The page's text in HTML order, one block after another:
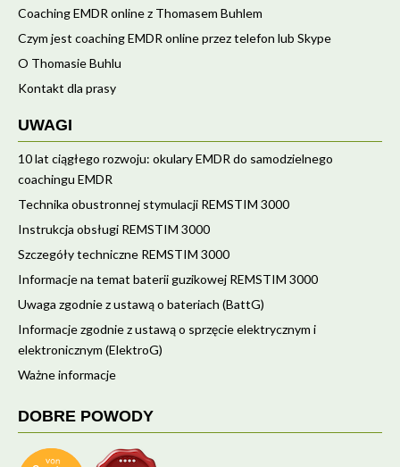
Coaching EMDR online z Thomasem Buhlem
Czym jest coaching EMDR online przez telefon lub Skype
O Thomasie Buhlu
Kontakt dla prasy
UWAGI
10 lat ciągłego rozwoju: okulary EMDR do samodzielnego
coachingu EMDR
Technika obustronnej stymulacji REMSTIM 3000
Instrukcja obsługi REMSTIM 3000
Szczegóły techniczne REMSTIM 3000
Informacje na temat baterii guzikowej REMSTIM 3000
Uwaga zgodnie z ustawą o bateriach (BattG)
Informacje zgodnie z ustawą o sprzęcie elektrycznym i
elektronicznym (ElektroG)
Ważne informacje
DOBRE POWODY